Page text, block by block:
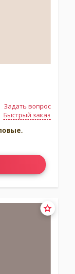
Задать вопрос
Быстрый заказ